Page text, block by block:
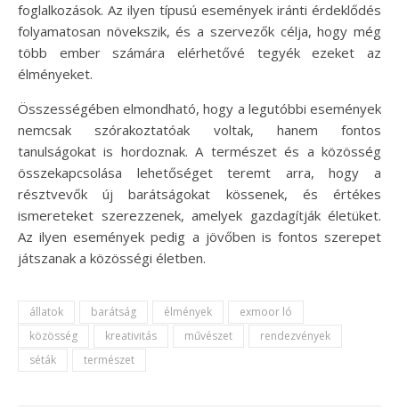
foglalkozások. Az ilyen típusú események iránti érdeklődés
folyamatosan növekszik, és a szervezők célja, hogy még
több ember számára elérhetővé tegyék ezeket az
élményeket.
Összességében elmondható, hogy a legutóbbi események
nemcsak szórakoztatóak voltak, hanem fontos
tanulságokat is hordoznak. A természet és a közösség
összekapcsolása lehetőséget teremt arra, hogy a
résztvevők új barátságokat kössenek, és értékes
ismereteket szerezzenek, amelyek gazdagítják életüket.
Az ilyen események pedig a jövőben is fontos szerepet
játszanak a közösségi életben.
állatok barátság élmények
exmoor ló
közösség
kreativitás művészet
rendezvények
séták
természet